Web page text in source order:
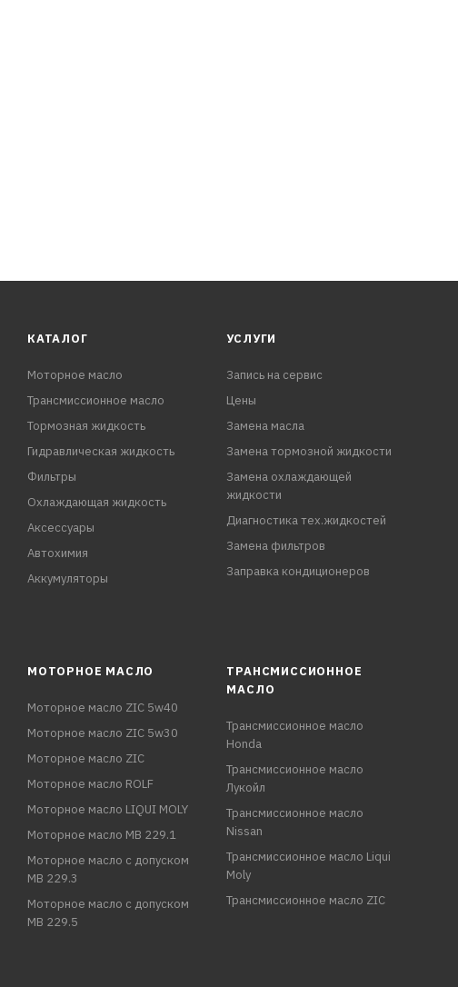
КАТАЛОГ
Моторное масло
Трансмиссионное масло
Тормозная жидкость
Гидравлическая жидкость
Фильтры
Охлаждающая жидкость
Аксессуары
Автохимия
Аккумуляторы
УСЛУГИ
Запись на сервис
Цены
Замена масла
Замена тормозной жидкости
Замена охлаждающей
жидкости
Диагностика тех.жидкостей
Замена фильтров
Заправка кондиционеров
МОТОРНОЕ МАСЛО
Моторное масло ZIC 5w40
Моторное масло ZIC 5w30
Моторное масло ZIC
Моторное масло ROLF
Моторное масло LIQUI MOLY
Моторное масло MB 229.1
Моторное масло с допуском
MB 229.3
Моторное масло с допуском
MB 229.5
ТРАНСМИССИОННОЕ
МАСЛО
Трансмиссионное масло
Honda
Трансмиссионное масло
Лукойл
Трансмиссионное масло
Nissan
Трансмиссионное масло Liqui
Moly
Трансмиссионное масло ZIC